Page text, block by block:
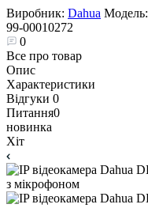
Виробник: Dahua Модель:
99-00010272
0
Все про товар
Опис
Характеристики
Відгуки 0
Питання0
новинка
Хіт